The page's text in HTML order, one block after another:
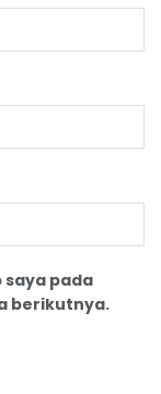
saya pada
berikutnya.